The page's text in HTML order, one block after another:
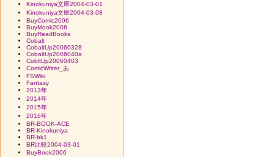
Kinokuniya文庫2004-03-01
Kinokuniya文庫2004-03-08
BuyComic2006
BuyMook2006
BuyReadBooks
Cobalt
CobaltUp20060328
CobaltUp2006040a
CobltUp20060403
ComicWriter_あ
FSWiki
Fantasy
2013年
2014年
2015年
2016年
BR-BOOK-ACE
BR-Kinokuniya
BR-bk1
BR比較2004-03-01
BuyBook2006